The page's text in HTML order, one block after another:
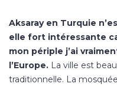
Aksaray en Turquie
elle fort intéressante
mon périple j’ai
l’Europe. La ville est
traditionnelle. La